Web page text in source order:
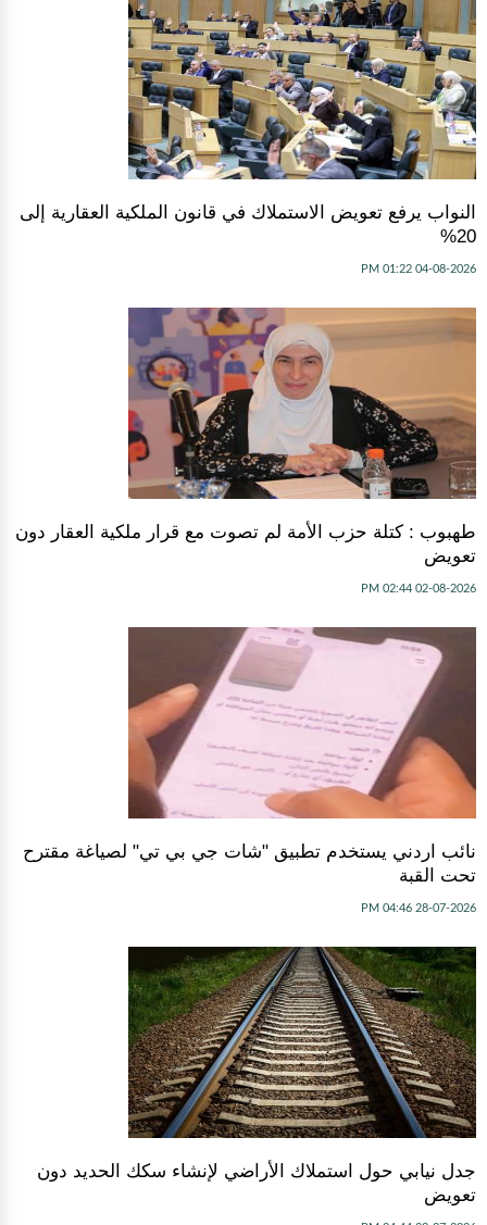
النواب يرفع تعويض الاستملاك في قانون الملكية العقارية إلى
20%
04-08-2026 01:22 PM
طهبوب : كتلة حزب الأمة لم تصوت مع قرار ملكية العقار دون
تعويض
02-08-2026 02:44 PM
نائب اردني يستخدم تطبيق "شات جي بي تي" لصياغة مقترح
تحت القبة
28-07-2026 04:46 PM
جدل نيابي حول استملاك الأراضي لإنشاء سكك الحديد دون
تعويض